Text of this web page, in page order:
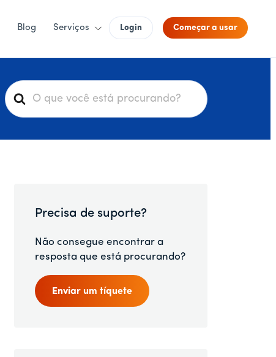
Blog Serviços Login Começar a usar
P
e
Precisa de suporte?
Não consegue encontrar a
resposta que está procurando?
Enviar um tíquete